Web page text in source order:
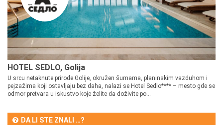
HOTEL SEDLO, Golija
U srcu netaknute prirode Golije, okružen šumama, planinskim vazduhom i
pejzažima koji ostavljaju bez daha, nalazi se Hotel Sedlo**** – mesto gde se
odmor pretvara u iskustvo koje želite da doživite po...
DA LI STE ZNALI …?